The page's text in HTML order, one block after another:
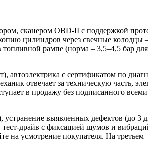
сканером OBD-II с поддержкой
цилиндров через свечные колодцы
рампе (норма – 3,5–4,5 бар
с сертификатом по
отвечает за техническую часть,
в продажу без подписанного всеми
устранение выявленных дефектов (до 3
тест-драйв с фиксацией шумов и
на усмотрение покупателя. На третьем